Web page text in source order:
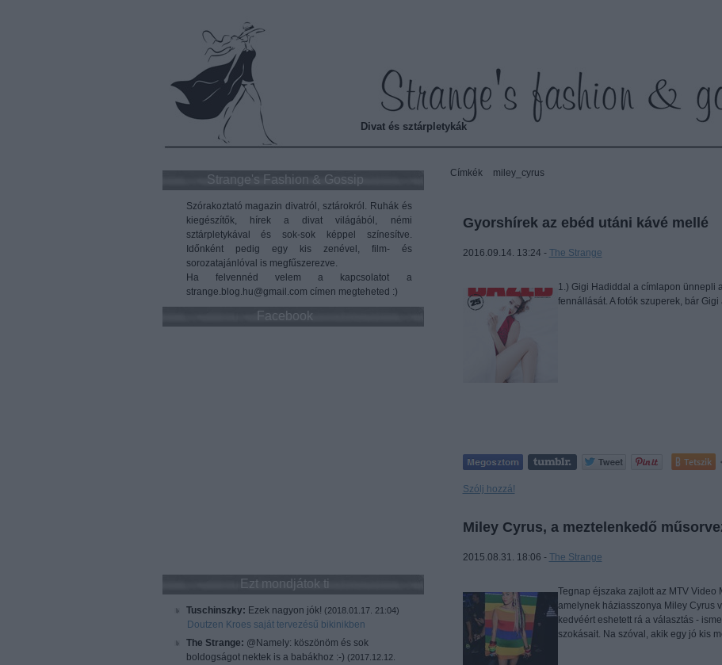
Strange's fashion & gossip
Divat és sztárpletykák
Strange's Fashion & Gossip
Szórakoztató magazin divatról, sztárokról. Ruhák és
kiegészítők, hírek a divat világából, némi
sztárpletykával és sok-sok képpel színesítve.
Időnként pedig egy kis zenével, film- és
sorozatajánlóval is megfűszerezve.
Ha felvennéd velem a kapcsolatot a
strange.blog.hu@gmail.com címen megteheted :)
Facebook
Ezt mondjátok ti
Tuschinszky: Ezek nagyon jók! (2018.01.17. 21:04)
Doutzen Kroes saját tervezésű bikinikben
The Strange: @Namely: köszönöm és sok
boldogságot nektek is a babákhoz :-) (2017.12.12.
Címkék» miley_cyrus
Gyorshírek az ebéd utáni kávé mellé
2016.09.14. 13:24 - The Strange
1.) Gigi Hadiddal a címlapon ünnepli
fennállását. A fotók szuperek, bár
Tetszik
Szólj hozzá!
Miley Cyrus, a meztelenkedő
2015.08.31. 18:06 - The Strange
Tegnap éjszaka zajlott az MTV Video
amelynek háziasszonya Miley Cyrus
kedvéért eshetett rá a választás -
szokásait. Na szóval, akik egy jó kis